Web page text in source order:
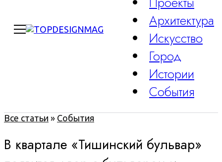
Архитектура
Искусство
Город
Истории
События
Все статьи » События
В квартале «Тишинский бульвар»